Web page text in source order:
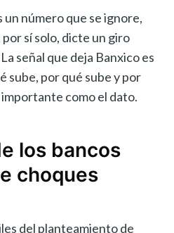
un número que se ignore,
sí solo, dicte un giro
señal que deja Banxico es
sube, por qué sube y por
como el dato.
los bancos
choques
del planteamiento de